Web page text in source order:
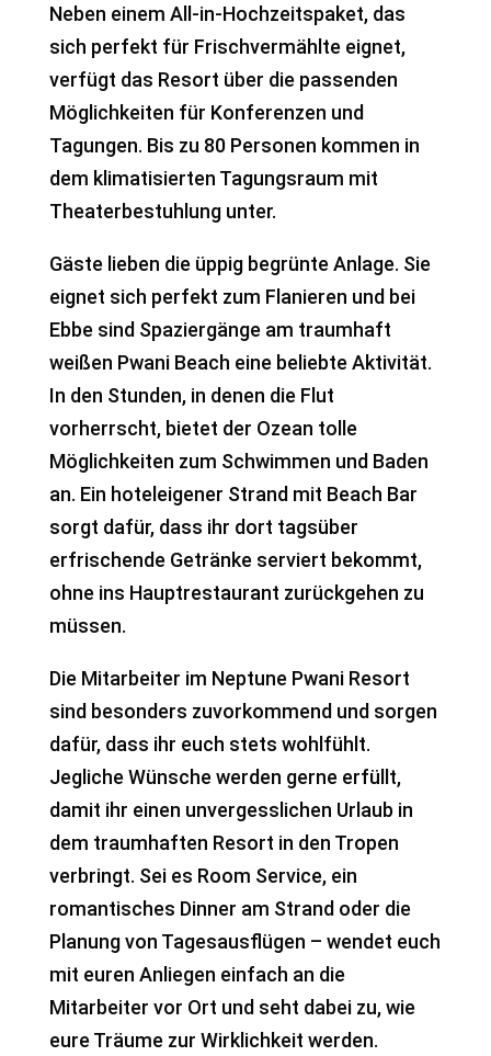
Neben einem All-in-Hochzeitspaket, das
sich perfekt für Frischvermählte eignet,
verfügt das Resort über die passenden
Möglichkeiten für Konferenzen und
Tagungen. Bis zu 80 Personen kommen in
dem klimatisierten Tagungsraum mit
Theaterbestuhlung unter.
Gäste lieben die üppig begrünte Anlage. Sie
eignet sich perfekt zum Flanieren und bei
Ebbe sind Spaziergänge am traumhaft
weißen Pwani Beach eine beliebte Aktivität.
In den Stunden, in denen die Flut
vorherrscht, bietet der Ozean tolle
Möglichkeiten zum Schwimmen und Baden
an. Ein hoteleigener Strand mit Beach Bar
sorgt dafür, dass ihr dort tagsüber
erfrischende Getränke serviert bekommt,
ohne ins Hauptrestaurant zurückgehen zu
müssen.
Die Mitarbeiter im Neptune Pwani Resort
sind besonders zuvorkommend und sorgen
dafür, dass ihr euch stets wohlfühlt.
Jegliche Wünsche werden gerne erfüllt,
damit ihr einen unvergesslichen Urlaub in
dem traumhaften Resort in den Tropen
verbringt. Sei es Room Service, ein
romantisches Dinner am Strand oder die
Planung von Tagesausflügen – wendet euch
mit euren Anliegen einfach an die
Mitarbeiter vor Ort und seht dabei zu, wie
eure Träume zur Wirklichkeit werden.